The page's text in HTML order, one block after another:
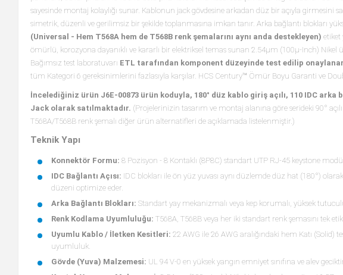
sayesinde montaj kolaylığı sunar. Kablonun jack gövdesine arkadan düz bir açıyla girmesini
simetrik, düzenli ve gerilimsiz bir şekilde toplanmasına imkan tanır. Arka bağlantı blokları
(Universal - Hem T568A hem de T568B renk şemalarını aynı anda destekleyen) etiket
ömürlü, korozyona dayanıklı ve kararlı bir elektriksel temas sunan 2.54μm (100μ-Inch)
Bağımsız test laboratuvarı ETL tarafından komponent düzeyinde test edilip
tüm Kategori 6 gereksinimlerini fazlasıyla karşılar. HCS Century™ Ömür Boyu Garanti ve
İncelediğiniz ürün J6E-00873 ürün koduyla, 180° düz kablo giriş açılı, 110 IDC
Jack olarak satılmaktadır. (Projelerinizin tasarım ve montaj alanına göre serideki 90°
T568A/T568B renk şemalı diğer ürün alternatifleri de açıklamada listelenmiştir.)
Teknik Yapı
Konnektör Formu: 8 Pozisyon - 8 Kontaklı (8P8C) standart UTP RJ-45 keystone
IDC Bağlantı Açısı: IDC blokları ile ön yüz yuvası aynı düzlemde düz hat (180°)
düzeni optimize eder.
Arka Bağlantı Blokları: Standart yay mekanizmalı veya kep korumalı, yüksek
Renk Kodlama Uyumluluğu: T568A, T568B veya her iki standart renk şemasını tek
Uyumlu Kablo / İletken Kesitleri: 22 AWG ile 26 AWG aralığındaki hem Katı
uyumluluk.
Gövde (Yuva) Malzemesi: UL 94 V-0 en yüksek yangın emniyet sınıfına ve alev